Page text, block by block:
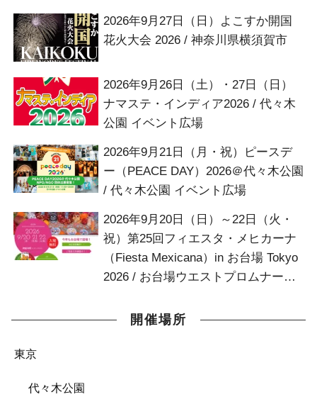
2026年9月27日（日）よこすか開国
花火大会 2026 / 神奈川県横須賀市
2026年9月26日（土）・27日（日）
ナマステ・インディア2026 / 代々木
公園 イベント広場
2026年9月21日（月・祝）ピースデ
ー（PEACE DAY）2026＠代々木公園
/ 代々木公園 イベント広場
2026年9月20日（日）～22日（火・
祝）第25回フィエスタ・メヒカーナ
（Fiesta Mexicana）in お台場 Tokyo
2026 / お台場ウエストプロムナード
開催場所
東京
代々木公園